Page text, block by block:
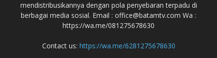
mendistribusikannya dengan pola penyebaran terpadu di
berbagai media sosial. Email : office@batamtv.com Wa :
https://wa.me/081275678630
Contact us: https://wa.me/6281275678630